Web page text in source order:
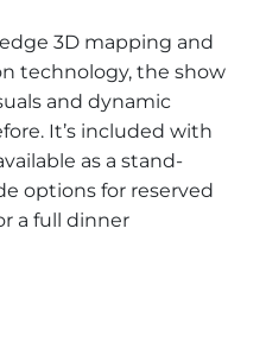
3D mapping and
technology, the show
and dynamic
It’s included with
as a stand-
options for reserved
a full dinner